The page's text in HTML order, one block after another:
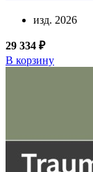
изд. 2026
29 334 ₽
В корзину